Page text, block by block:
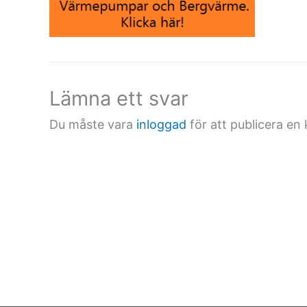
Lämna ett svar
Du måste vara inloggad för att publicera en